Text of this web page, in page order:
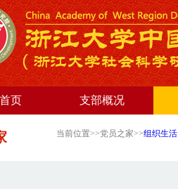
首页 支部概况
当前位置>>党员之家>>组织生活